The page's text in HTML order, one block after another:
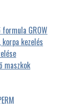
GROW
kezelés
maszkok